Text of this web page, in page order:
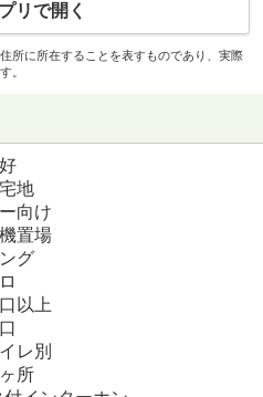
リで開く
所に所在することを表すものであり、実際
。
地
向け
置場
グ
以上
レ別
所